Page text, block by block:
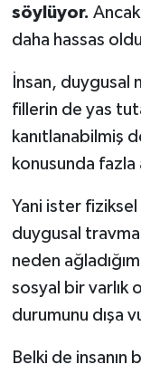
söylüyor.
daha hassas
İnsan, duygusal
fillerin de yas
kanıtlanabilmiş
konusunda fazla
Yani ister
duygusal
neden
sosyal bir varlık
durumunu dışa
Belki de insanın